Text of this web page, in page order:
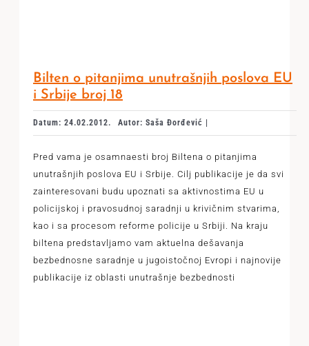
Bilten o pitanjima unutrašnjih poslova EU
i Srbije broj 18
Datum: 24.02.2012. Autor: Saša Đorđević |
Pred vama je osamnaesti broj Biltena o pitanjima
unutrašnjih poslova EU i Srbije. Cilj publikacije je da svi
zainteresovani budu upoznati sa aktivnostima EU u
policijskoj i pravosudnoj saradnji u krivičnim stvarima,
kao i sa procesom reforme policije u Srbiji. Na kraju
biltena predstavljamo vam aktuelna dešavanja
bezbednosne saradnje u jugoistočnoj Evropi i najnovije
publikacije iz oblasti unutrašnje bezbednosti